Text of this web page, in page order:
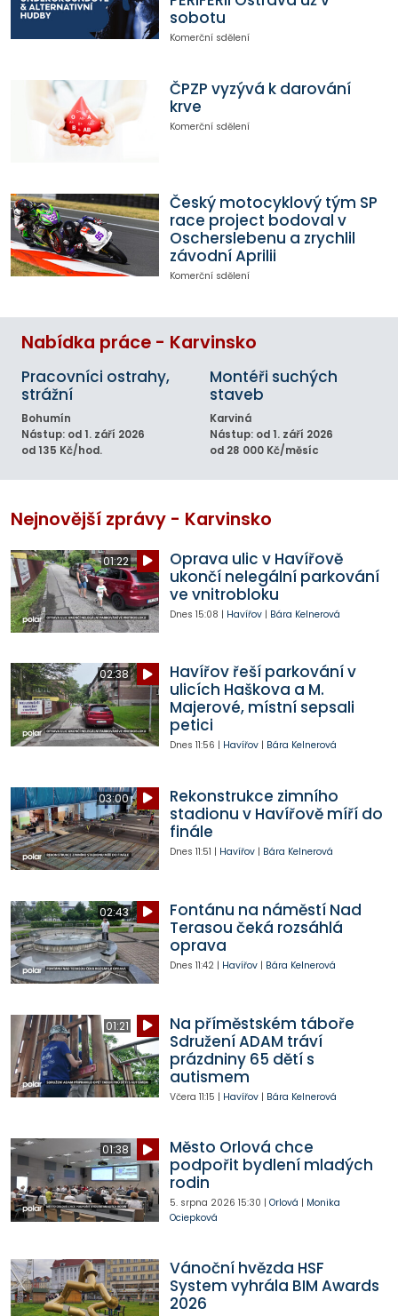
sobotu
Komerční sdělení
ČPZP vyzývá k darování
krve
Komerční sdělení
Český motocyklový tým SP
race project bodoval v
Oscherslebenu a zrychlil
závodní Aprilii
Komerční sdělení
Nabídka práce - Karvinsko
Pracovníci ostrahy,
strážní
Bohumín
Nástup: od 1. září 2026
od 135 Kč/hod.
Montéři suchých
staveb
Karviná
Nástup: od 1. září 2026
od 28 000 Kč/měsíc
Nejnovější zprávy - Karvinsko
01:22
Oprava ulic v Havířově
ukončí nelegální parkování
ve vnitrobloku
Dnes 15:08 | Havířov| Bára Kelnerová
02:38
Havířov řeší parkování v
ulicích Haškova a M.
Majerové, místní sepsali
petici
Dnes 11:56 | Havířov| Bára Kelnerová
03:00
Rekonstrukce zimního
stadionu v Havířově míří do
finále
Dnes 11:51 | Havířov| Bára Kelnerová
02:43
Fontánu na náměstí Nad
Terasou čeká rozsáhlá
oprava
Dnes 11:42| Havířov| Bára Kelnerová
01:21
Na příměstském táboře
Sdružení ADAM tráví
prázdniny 65 dětí s
autismem
Včera 11:15 | Havířov| Bára Kelnerová
01:38
Město Orlová chce
podpořit bydlení mladých
rodin
5. srpna 2026 15:30 | Orlová | Monika
Ociepková
Vánoční hvězda HSF
System vyhrála BIM Awards
2026